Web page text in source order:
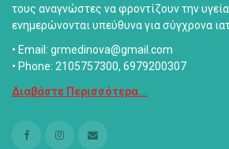
τους αναγνώστες να φροντίζουν την
ενημερώνονται υπεύθυνα για σύγχρονα
• Email: grmedinova@gmail.com
• Phone: 2105757300, 6979200307
Διαβάστε Περισσότερα...